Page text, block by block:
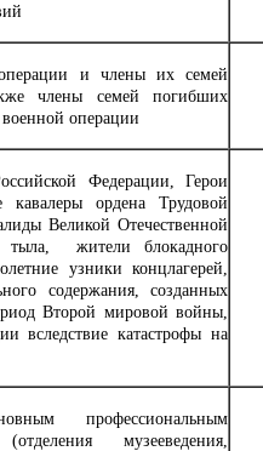
и члены их семей
члены семей погибших
операции
Федерации, Герои
кавалеры ордена Трудовой
Великой Отечественной
жители блокадного
узники концлагерей,
содержания, созданных
Второй мировой войны,
вследствие катастрофы на
профессиональным
музееведения,